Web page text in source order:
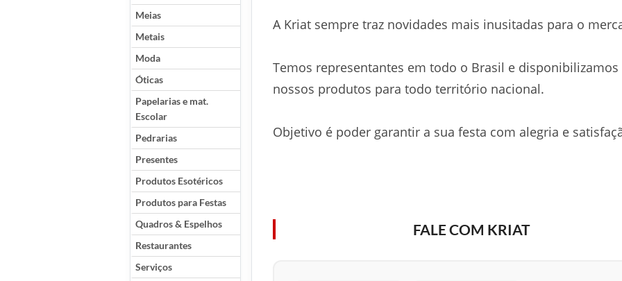
Meias
Metais
Moda
Óticas
Papelarias e mat.
Escolar
Pedrarias
Presentes
Produtos Esotéricos
Produtos para Festas
Quadros & Espelhos
Restaurantes
Serviços
A Kriat sempre traz novidades mais inusitadas para o
Temos representantes em todo o Brasil e disponibilizamos
nossos produtos para todo território nacional.
Objetivo é poder garantir a sua festa com alegria e
FALE COM KRIAT